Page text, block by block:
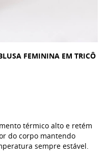
FEMININA EM TRICÔ
térmico alto e retém
do corpo mantendo
sempre estável.